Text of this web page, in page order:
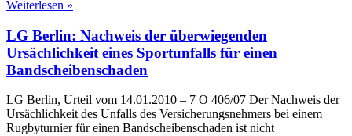
Weiterlesen »
LG Berlin: Nachweis der überwiegenden
Ursächlichkeit eines Sportunfalls für einen
Bandscheibenschaden
LG Berlin, Urteil vom 14.01.2010 – 7 O 406/07 Der Nachweis der
Ursächlichkeit des Unfalls des Versicherungsnehmers bei einem
Rugbyturnier für einen Bandscheibenschaden ist nicht